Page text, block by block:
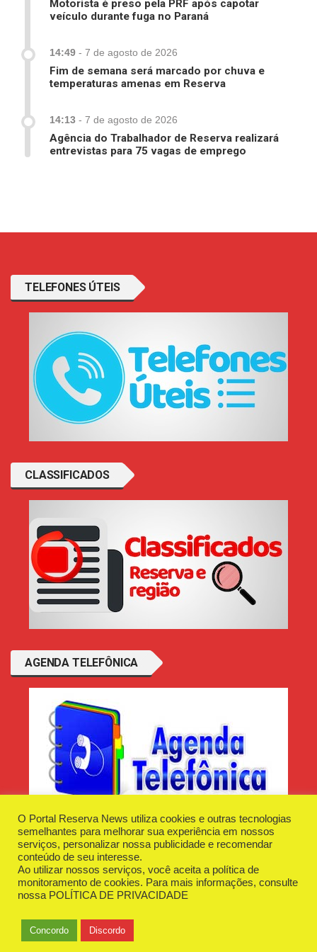
Motorista é preso pela PRF após capotar
veículo durante fuga no Paraná
14:49 - 7 de agosto de 2026
Fim de semana será marcado por chuva e
temperaturas amenas em Reserva
14:13 - 7 de agosto de 2026
Agência do Trabalhador de Reserva realizará
entrevistas para 75 vagas de emprego
TELEFONES ÚTEIS
CLASSIFICADOS
AGENDA TELEFÔNICA
Desenvolvido e Hospedado porPlugin Informática
Reserva News Tecnologia - CNPJ - 42.509.198/0001-83
O Portal Reserva News utiliza cookies e outras tecnologias
semelhantes para melhorar sua experiência em nossos
serviços, personalizar nossa publicidade e recomendar
conteúdo de seu interesse.
Ao utilizar nossos serviços, você aceita a política de
monitoramento de cookies. Para mais informações, consulte
nossa POLÍTICA DE PRIVACIDADE
Concordo Discordo